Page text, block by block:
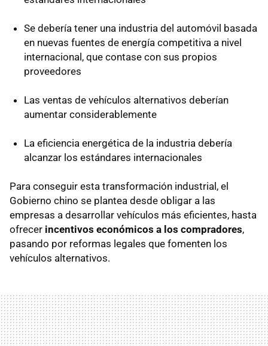
Se debería tener una industria del automóvil basada
en nuevas fuentes de energía competitiva a nivel
internacional, que contase con sus propios
proveedores
Las ventas de vehículos alternativos deberían
aumentar considerablemente
La eficiencia energética de la industria debería
alcanzar los estándares internacionales
Para conseguir esta transformación industrial, el
Gobierno chino se plantea desde obligar a las
empresas a desarrollar vehículos más eficientes, hasta
ofrecer incentivos económicos a los compradores,
pasando por reformas legales que fomenten los
vehículos alternativos.